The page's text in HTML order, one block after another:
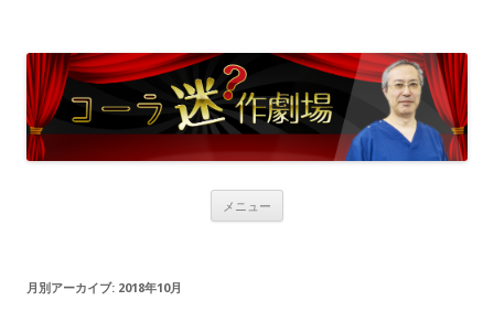
メニュー
月別アーカイブ: 2018年10月